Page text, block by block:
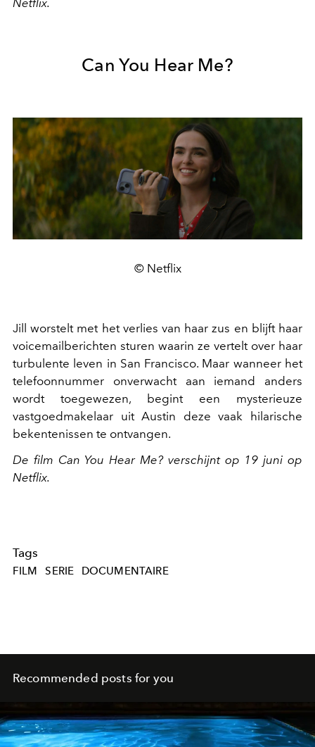
Netflix.
Can You Hear Me?
© Netflix
Jill worstelt met het verlies van haar zus en blijft haar
voicemailberichten sturen waarin ze vertelt over haar
turbulente leven in San Francisco. Maar wanneer het
telefoonnummer onverwacht aan iemand anders
wordt toegewezen, begint een mysterieuze
vastgoedmakelaar uit Austin deze vaak hilarische
bekentenissen te ontvangen.
De film Can You Hear Me?verschijnt op 19 juni op
Netflix.
Tags
FILM SERIE DOCUMENTAIRE
Recommended posts for you